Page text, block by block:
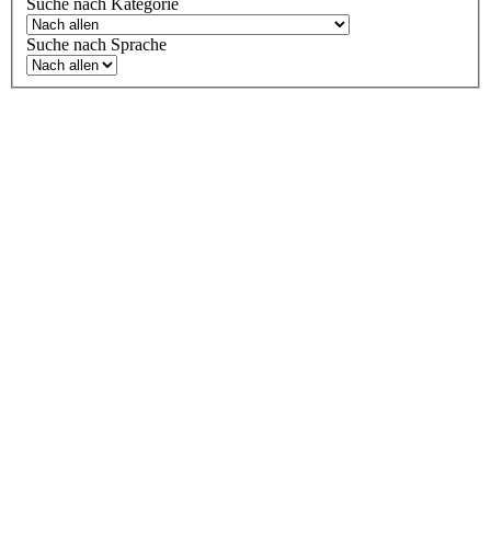
Suche nach Kategorie
Suche nach Sprache